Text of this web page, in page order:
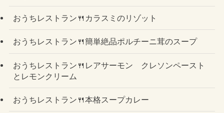
おうちレストラン🍴カラスミのリゾット
おうちレストラン🍴簡単絶品ポルチーニ茸のスープ
おうちレストラン🍴レアサーモン クレソンペースト
とレモンクリーム
おうちレストラン🍴本格スープカレー